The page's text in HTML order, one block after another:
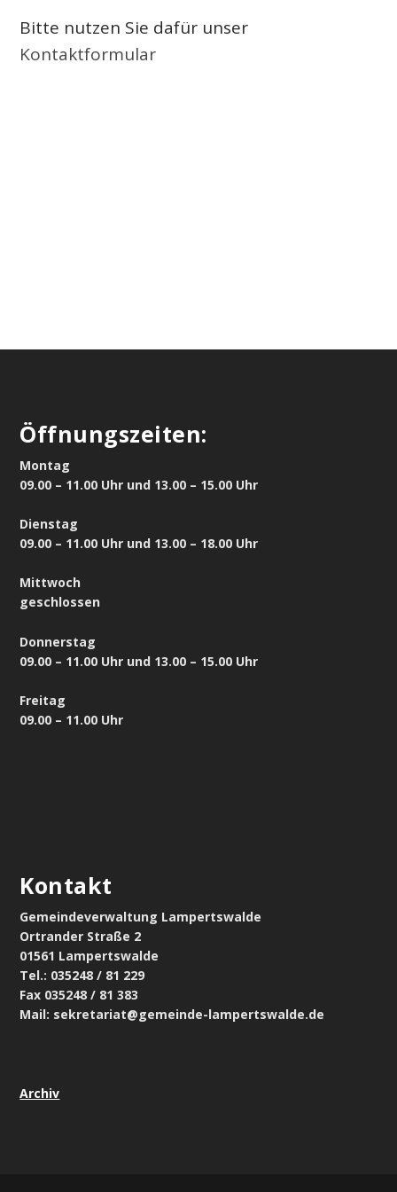
Bitte nutzen Sie dafür unser
Kontaktformular
Öffnungszeiten:
Montag
09.00 – 11.00 Uhr und 13.00 – 15.00 Uhr
Dienstag
09.00 – 11.00 Uhr und 13.00 – 18.00 Uhr
Mittwoch
geschlossen
Donnerstag
09.00 – 11.00 Uhr und 13.00 – 15.00 Uhr
Freitag
09.00 – 11.00 Uhr
Kontakt
Gemeindeverwaltung Lampertswalde
Ortrander Straße 2
01561 Lampertswalde
Tel.: 035248 / 81 229
Fax 035248 / 81 383
Mail: sekretariat@gemeinde-lampertswalde.de
Archiv